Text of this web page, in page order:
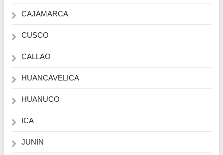
CAJAMARCA
CUSCO
CALLAO
HUANCAVELICA
HUANUCO
ICA
JUNIN